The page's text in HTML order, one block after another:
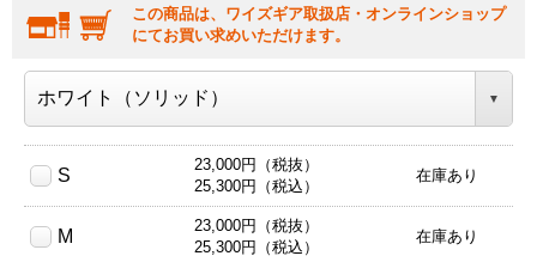
この商品は、ワイズギア取扱店・オンラインショップ
にてお買い求めいただけます。
S
23,000円（税抜）
25,300円（税込）
在庫あり
M
23,000円（税抜）
25,300円（税込）
在庫あり